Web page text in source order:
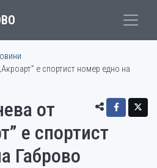
е спортист номер едно на
от
е спортист
Габрово